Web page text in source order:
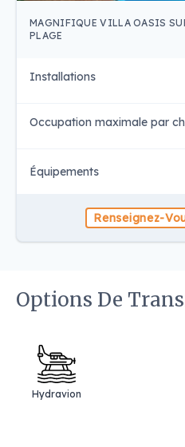
MAGNIFIQUE VILLA OASIS
PLAGE
Installations
Occupation maximale par
Équipements
Renseignez-
Options De
Hydravion